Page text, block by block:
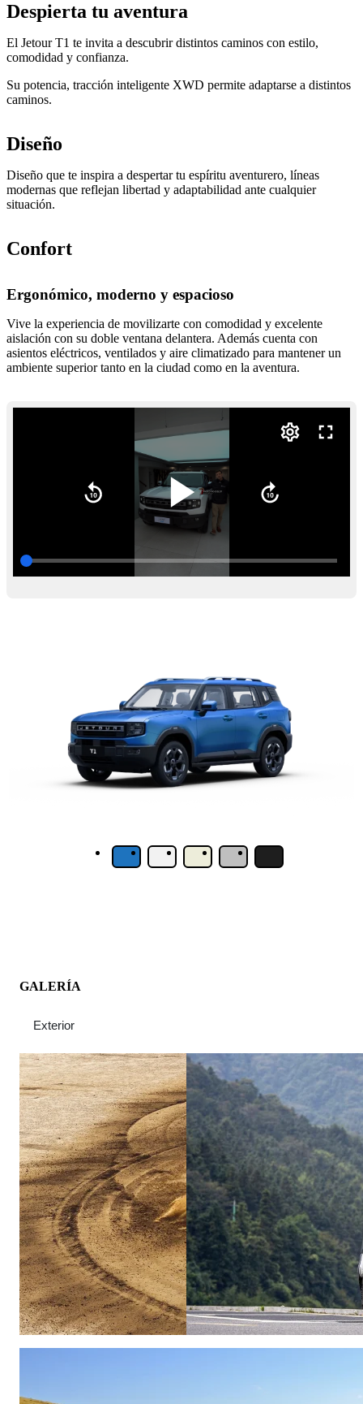
Despierta tu aventura​
El Jetour T1 te invita a descubrir distintos caminos con estilo,
comodidad y confianza.​
Su potencia, tracción inteligente XWD permite adaptarse a distintos
caminos.
Diseño
Diseño que te inspira a despertar tu espíritu aventurero, líneas
modernas que reflejan libertad y adaptabilidad ante cualquier
situación.​
Confort
Ergonómico, moderno y espacioso
Vive la experiencia de movilizarte con comodidad y excelente
aislación con su doble ventana delantera. Además cuenta con
asientos eléctricos, ventilados y aire climatizado para mantener un
ambiente superior tanto en la ciudad como en la aventura.
GALERÍA
Exterior